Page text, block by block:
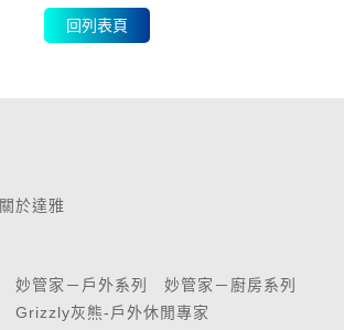
回列表頁
關於達雅
妙管家－戶外系列
妙管家－廚房系列
Grizzly灰熊-戶外休閒專家